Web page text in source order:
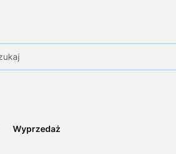
Wyprzedaż